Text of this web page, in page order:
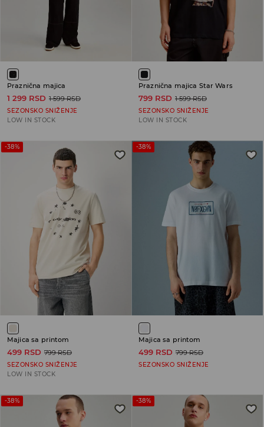
Praznična majica
1 299 RSD 1 599 RSD
SEZONSKO SNIŽENJE
LOW IN STOCK
Praznična majica Star Wars
799 RSD 1 599 RSD
SEZONSKO SNIŽENJE
LOW IN STOCK
-38%
Majica sa printom
499 RSD 799 RSD
SEZONSKO SNIŽENJE
LOW IN STOCK
-38%
Majica sa printom
499 RSD 799 RSD
SEZONSKO SNIŽENJE
-38% -38%